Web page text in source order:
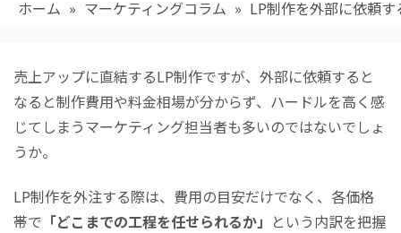
ホーム » マーケティングコラム » LP制作を外部に依頼
売上アップに直結するLP制作ですが、外部に依頼すると
なると制作費用や料金相場が分からず、ハードルを高く感
じてしまうマーケティング担当者も多いのではないでしょ
うか。
LP制作を外注する際は、費用の目安だけでなく、各価格
帯で 「どこまでの工程を任せられるか」 という内訳を把握